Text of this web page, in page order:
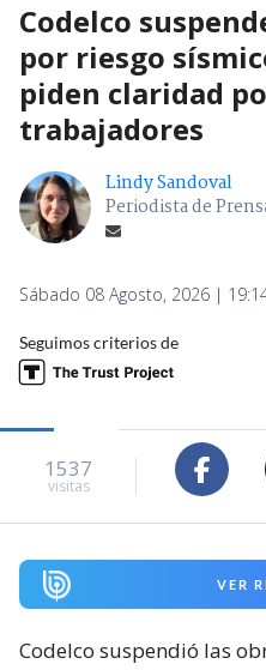
Codelco
por riesgo
piden claridad
trabajadores
Lindy Sandoval
Periodista de
Sábado 08 Agosto, 2026 |
Seguimos criterios de
1537
visitas
VER
Codelco suspendió las